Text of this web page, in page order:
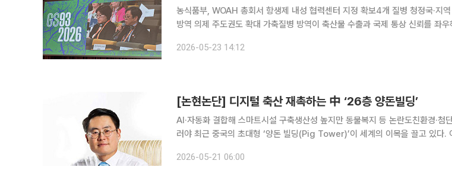
농식품부, WOAH 총회서 항생제 내성 협력센터 지정 확보4개 질병 청정국·지
방역 의제 주도권도 확대 가축질병 방역이 축산물 수출과 국제 통상 신뢰를 좌우하는 핵심 변수로
에 확인받았다. 제주도의 구제역 백신접종 청정지역 지위가 재인정되면서
2026-05-23 14:12
[논현논단] 디지털 축산 재촉하는 中 ‘26층 양돈빌딩’
AI·자동화 결합해 스마트시설 구축생산성 높지만 동물복지 등 논란도친환경·첨
러야 최근 중국의 초대형 ‘양돈 빌딩(Pig Tower)’이 세계의 이목을 끌고 있다. 이른바 ‘돼지 아파
모습은 이제 더 이상 미래 영화 속 장면이 아니다. 대표적
2026-05-21 06:00